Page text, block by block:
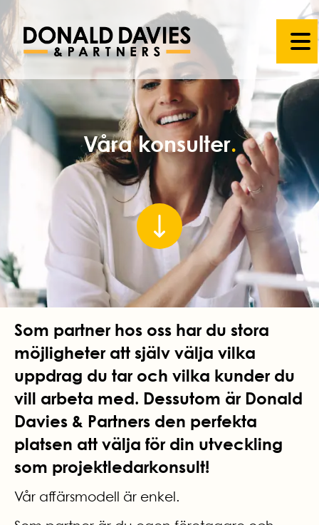
Våra konsulter.
Som partner hos oss har du stora
möjligheter att själv välja vilka
uppdrag du tar och vilka kunder du
vill arbeta med. Dessutom är Donald
Davies & Partners den perfekta
platsen att välja för din utveckling
som projektledarkonsult!
Vår affärsmodell är enkel.